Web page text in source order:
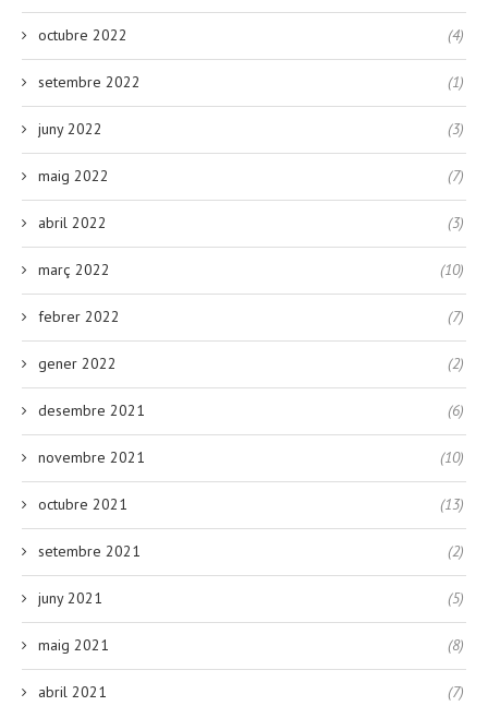
octubre 2022 (4)
setembre 2022 (1)
juny 2022 (3)
maig 2022 (7)
abril 2022 (3)
març 2022 (10)
febrer 2022 (7)
gener 2022 (2)
desembre 2021 (6)
novembre 2021 (10)
octubre 2021 (13)
setembre 2021 (2)
juny 2021 (5)
maig 2021 (8)
abril 2021 (7)